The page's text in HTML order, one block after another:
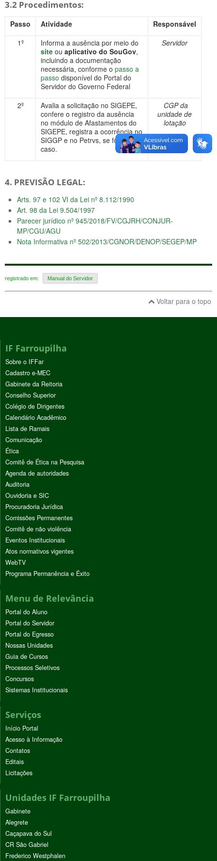
3.2 Procedimentos:
Passo Atividade
Responsável
1º
Informa a ausência por meio do
site ou aplicativo do SouGov,
incluindo a documentação
necessária, conforme o passo a
passo disponível do Portal do
Servidor do Governo Federal
Servidor
2º
Avalia a solicitação no SIGEPE,
confere o registro da ausência
no módulo de Afastamentos do
SIGEPE, registra a ocorrência no
SIGGP e no Petrvs, se for o
caso.
CGP da
unidade de
lotação
4. PREVISÃO LEGAL:
Arts. 97 e 102 VI da Lei nº 8.112/1990
Art. 98 da Lei 9.504/1997
Parecer jurídico nº 945/2018/FV/CGJRH/CONJUR-
MP/CGU/AGU
Nota Informativa nº 502/2013/CGNOR/DENOP/SEGEP/MP
registrado em: Manual do Servidor
Voltar para o topo
IF Farroupilha
Sobre o IFFar
Cadastro e-MEC
Gabinete da Reitoria
Conselho Superior
Colégio de Dirigentes
Calendário Acadêmico
Lista de Ramais
Comunicação
Ética
Comitê de Ética na Pesquisa
Agenda de autoridades
Auditoria
Ouvidoria e SIC
Procuradoria Jurídica
Comissões Permanentes
Comitê de não violência
Eventos Institucionais
Atos normativos vigentes
WebTV
Programa Permanência e Êxito
Menu de Relevância
Portal do Aluno
Portal do Servidor
Portal do Egresso
Nossas Unidades
Guia de Cursos
Processos Seletivos
Concursos
Sistemas Institucionais
Serviços
Início Portal
Acesso à Informação
Contatos
Editais
Licitações
Unidades IF Farroupilha
Gabinete
Alegrete
Caçapava do Sul
CR São Gabriel
Frederico Westphalen